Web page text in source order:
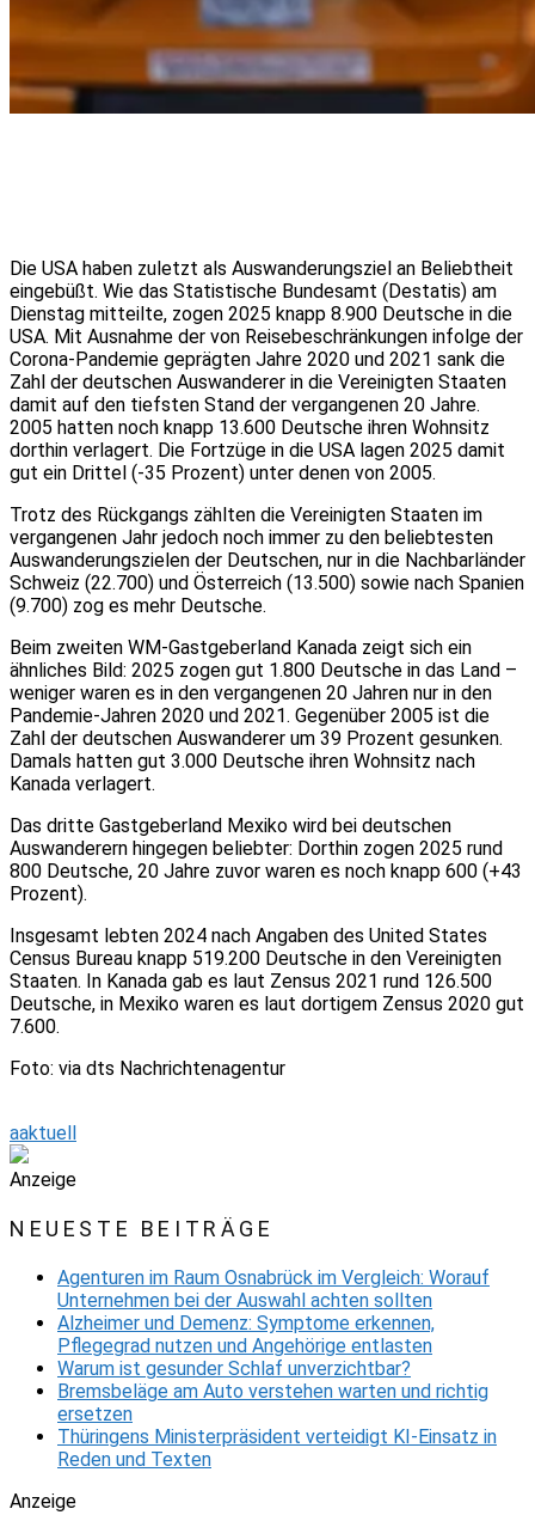
Die USA haben zuletzt als Auswanderungsziel an Beliebtheit
eingebüßt. Wie das Statistische Bundesamt (Destatis) am
Dienstag mitteilte, zogen 2025 knapp 8.900 Deutsche in die
USA. Mit Ausnahme der von Reisebeschränkungen infolge der
Corona-Pandemie geprägten Jahre 2020 und 2021 sank die
Zahl der deutschen Auswanderer in die Vereinigten Staaten
damit auf den tiefsten Stand der vergangenen 20 Jahre.
2005 hatten noch knapp 13.600 Deutsche ihren Wohnsitz
dorthin verlagert. Die Fortzüge in die USA lagen 2025 damit
gut ein Drittel (-35 Prozent) unter denen von 2005.
Trotz des Rückgangs zählten die Vereinigten Staaten im
vergangenen Jahr jedoch noch immer zu den beliebtesten
Auswanderungszielen der Deutschen, nur in die Nachbarländer
Schweiz (22.700) und Österreich (13.500) sowie nach Spanien
(9.700) zog es mehr Deutsche.
Beim zweiten WM-Gastgeberland Kanada zeigt sich ein
ähnliches Bild: 2025 zogen gut 1.800 Deutsche in das Land –
weniger waren es in den vergangenen 20 Jahren nur in den
Pandemie-Jahren 2020 und 2021. Gegenüber 2005 ist die
Zahl der deutschen Auswanderer um 39 Prozent gesunken.
Damals hatten gut 3.000 Deutsche ihren Wohnsitz nach
Kanada verlagert.
Das dritte Gastgeberland Mexiko wird bei deutschen
Auswanderern hingegen beliebter: Dorthin zogen 2025 rund
800 Deutsche, 20 Jahre zuvor waren es noch knapp 600 (+43
Prozent).
Insgesamt lebten 2024 nach Angaben des United States
Census Bureau knapp 519.200 Deutsche in den Vereinigten
Staaten. In Kanada gab es laut Zensus 2021 rund 126.500
Deutsche, in Mexiko waren es laut dortigem Zensus 2020 gut
7.600.
Foto: via dts Nachrichtenagentur
aaktuell
Anzeige
NEUESTE BEITRÄGE
Agenturen im Raum Osnabrück im Vergleich: Worauf
Unternehmen bei der Auswahl achten sollten
Alzheimer und Demenz: Symptome erkennen,
Pflegegrad nutzen und Angehörige entlasten
Warum ist gesunder Schlaf unverzichtbar?
Bremsbeläge am Auto verstehen warten und richtig
ersetzen
Thüringens Ministerpräsident verteidigt KI-Einsatz in
Reden und Texten
Anzeige